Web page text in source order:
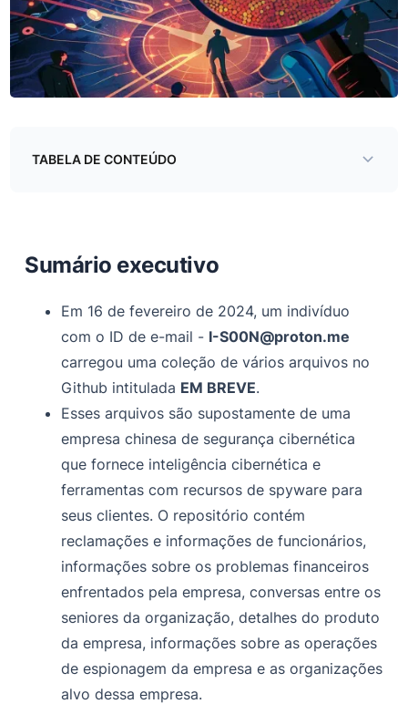
TABELA DE CONTEÚDO
Atribuição com APT 41
Atribuição de “Shutdown” na vida real
Atribuição de “Lengmo” na vida real
Não apenas monitorando outros países, mas também
cidadãos da China
Acesso aos dados -
Referências
Apêndice
Imagens do repositório que mencionam a Índia e
empresas indianas.
Sumário executivo
Em 16 de fevereiro de 2024, um indivíduo
com o ID de e-mail - I-S00N@proton.me
carregou uma coleção de vários arquivos no
Github intitulada EM BREVE.
Esses arquivos são supostamente de uma
empresa chinesa de segurança cibernética
que fornece inteligência cibernética e
ferramentas com recursos de spyware para
seus clientes. O repositório contém
reclamações e informações de funcionários,
informações sobre os problemas financeiros
enfrentados pela empresa, conversas entre os
seniores da organização, detalhes do produto
da empresa, informações sobre as operações
de espionagem da empresa e as organizações
alvo dessa empresa.